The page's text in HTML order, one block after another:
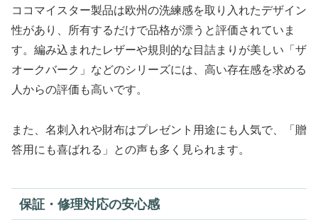
ココマイスター製品は欧州の洗練感を取り入れたデザイン
性があり、所有するだけで品格が漂うと評価されていま
す。編み込まれたレザーや規則的な目詰まりが美しい「ザ
オークバーク」などのシリーズには、高い存在感を求める
人からの評価も高いです。
また、名刺入れや財布はプレゼント用途にも人気で、「贈
答用にも喜ばれる」との声も多く見られます。
保証・修理対応の安心感